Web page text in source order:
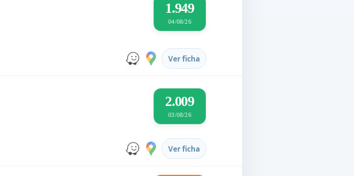
1.949
04/08/26
Ver ficha
2.009
03/08/26
Ver ficha